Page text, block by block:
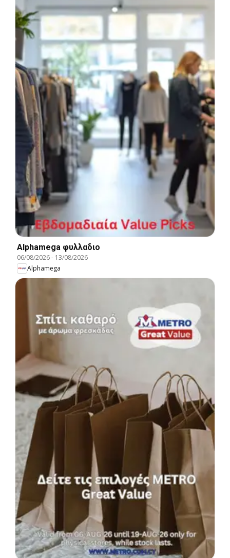
Alphamega φυλλαδιο
06/08/2026- 13/08/2026
Alphamega